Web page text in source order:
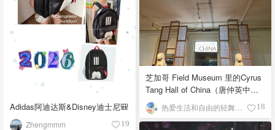
Adidas阿迪达斯&Disney迪士尼🎒
Zhengmmm 19
芝加哥 Field Museum 里的Cyrus
Tang Hall of China（唐仲英中国
馆）
18